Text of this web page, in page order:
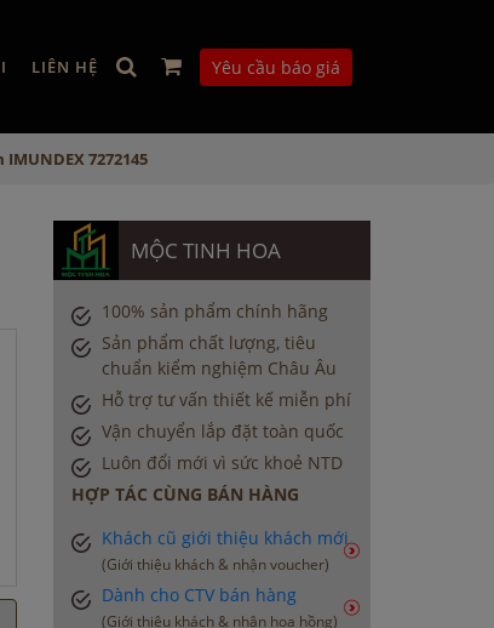
LIÊN HỆ Yêu cầu báo giá
7272145
MỘC TINH HOA
100% sản phẩm chính hãng
Sản phẩm chất lượng, tiêu
chuẩn kiểm nghiệm Châu Âu
Hỗ trợ tư vấn thiết kế miễn phí
Vận chuyển lắp đặt toàn quốc
Luôn đổi mới vì sức khoẻ NTD
HỢP TÁC CÙNG BÁN HÀNG
Khách cũ giới thiệu khách mới
(Giới thiệu khách & nhận voucher)
Dành cho CTV bán hàng
(Giới thiệu khách & nhận hoa hồng)